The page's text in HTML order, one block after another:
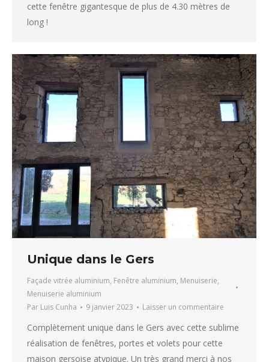
cette fenêtre gigantesque de plus de 4.30 mètres de
long !
Unique dans le Gers
Façade vitrée aluminium, Fenêtre aluminium, Menuiserie,
Menuiserie aluminium
Par Luis Cunha 9 janvier 2023 Laisser un commentaire
Complètement unique dans le Gers avec cette sublime
réalisation de fenêtres, portes et volets pour cette
maison gersoise atypique. Un très grand merci à nos